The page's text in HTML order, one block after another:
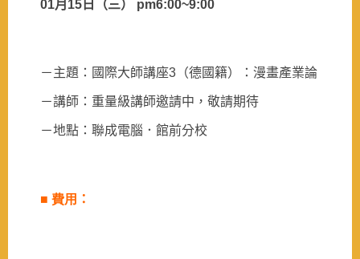
01月 15 日 （三） pm6:00~9:00
－主題：國際大師講座3 （德國籍）：漫畫產業論
－講師：重量級講師邀請中，敬請期待
－地點：聯成電腦．館前分校
■ 費用 ：